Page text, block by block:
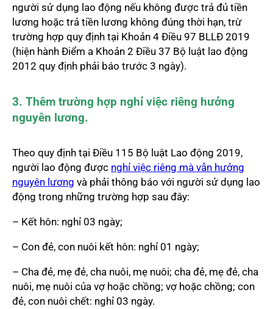
người sử dụng lao động nếu không được trả đủ tiền
lương hoặc trả tiền lương không đúng thời hạn, trừ
trường hợp quy định tại Khoản 4 Điều 97 BLLĐ 2019
(hiện hành Điểm a Khoản 2 Điều 37 Bộ luật lao động
2012 quy định phải báo trước 3 ngày).
3. Thêm trường hợp nghỉ việc riêng hưởng
nguyên lương.
Theo quy định tại Điều 115 Bộ luật Lao động 2019,
người lao động được nghỉ việc riêng mà vẫn hưởng
nguyên lương và phải thông báo với người sử dụng lao
động trong những trường hợp sau đây:
– Kết hôn: nghỉ 03 ngày;
– Con đẻ, con nuôi kết hôn: nghỉ 01 ngày;
– Cha đẻ, mẹ đẻ, cha nuôi, mẹ nuôi; cha đẻ, mẹ đẻ, cha
nuôi, mẹ nuôi của vợ hoặc chồng; vợ hoặc chồng; con
đẻ, con nuôi chết: nghỉ 03 ngày.